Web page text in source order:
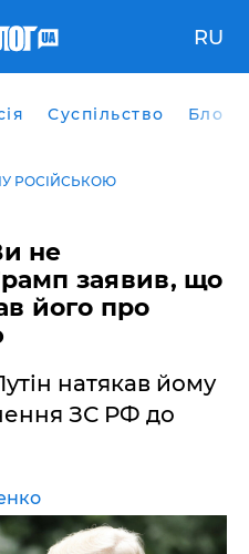
RU
Суспільство Блоги
РОСІЙСЬКОЮ
не
заявив, що
його про
натякав йому
ЗС РФ до